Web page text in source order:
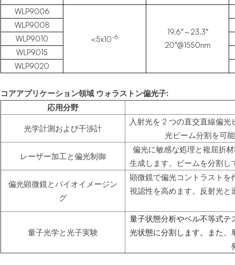
WLP9006
<5x10-6
19.6°～23.3°
20°@1550nm
WLP9008
WLP9010
WLP9015
WLP9020
コアアプリケーション領域 ウォラストン偏光子:
応用分野
光学計測および干渉計
入射光を 2 つの直交直線偏
光ビーム分割を可
レーザー加工と偏光制御
偏光に敏感な処理と複屈折
生成します。ビームを分割
偏光顕微鏡とバイオイメージン
グ
顕微鏡で偏光コントラスト
視認性を高めます。反射光
量子光学と光子実験
量子状態分析やベル不等式
光状態に分割します。また